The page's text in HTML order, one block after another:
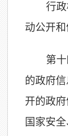
行
动公开和
第
的政府
开的政
国家安